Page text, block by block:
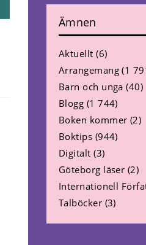
Ämnen
Aktuellt (6)
Arrangemang(1
Barn och unga (40)
Blogg (1 744)
Boken kommer (2)
Boktips (944)
Digitalt (3)
Göteborg läser (2)
Internationell
Talböcker (3)